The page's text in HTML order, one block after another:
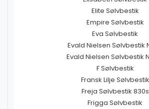
Elite Sølvbestik
Empire Sølvbestik
Eva Sølvbestik
Evald Nielsen Sølvbestik
Evald Nielsen Sølvbestik
F Sølvbestik
Fransk Lilje Sølvbestik
Freja Sølvbestik 830s
Frigga Sølvbestik